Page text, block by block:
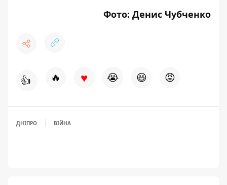
Фото: Денис Чубченко
👍 🔥 ♥ 😭 😆 😡
ДНІПРО ВІЙНА